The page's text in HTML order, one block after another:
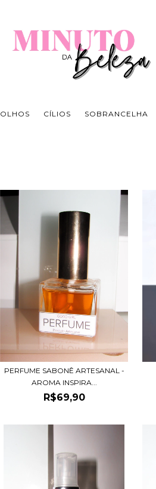
OLHOS CÍLIOS SOBRANCELHA
PERFUME SABONÊ ARTESANAL -
AROMA INSPIRA...
R$69,90